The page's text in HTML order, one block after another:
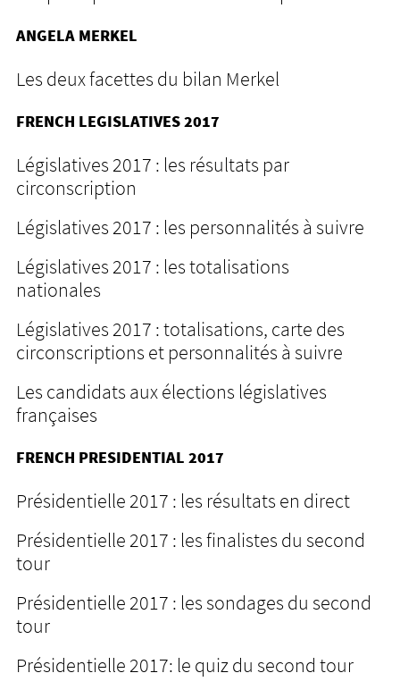
ANGELA MERKEL
Les deux facettes du bilan Merkel
FRENCH LEGISLATIVES 2017
Législatives 2017 : les résultats par
circonscription
Législatives 2017 : les personnalités à suivre
Législatives 2017 : les totalisations
nationales
Législatives 2017 : totalisations, carte des
circonscriptions et personnalités à suivre
Les candidats aux élections législatives
françaises
FRENCH PRESIDENTIAL 2017
Présidentielle 2017 : les résultats en direct
Présidentielle 2017 : les finalistes du second
tour
Présidentielle 2017 : les sondages du second
tour
Présidentielle 2017: le quiz du second tour